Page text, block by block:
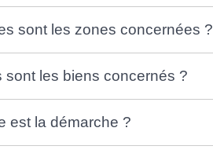
sont les zones concernées ?
sont les biens concernés ?
est la démarche ?